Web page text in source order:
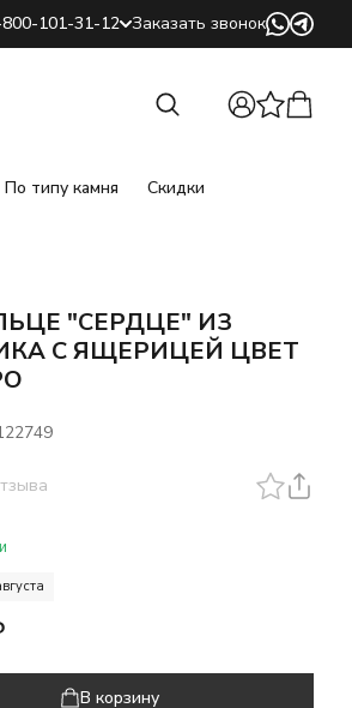
101-31-12 Заказать звонок
По типу камня Скидки
Найти
"СЕРДЦЕ" ИЗ
С ЯЩЕРИЦЕЙ ЦВЕТ
В корзину